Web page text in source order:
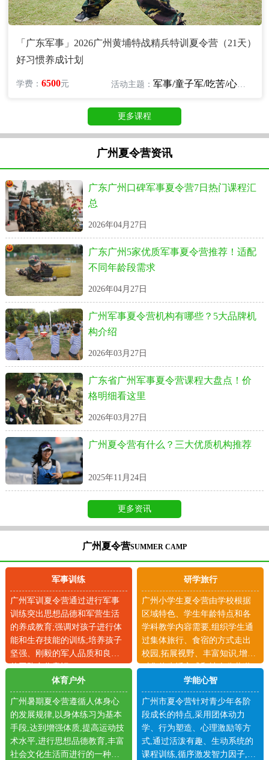
「广东军事」2026广州黄埔特战精兵特训夏令营（21天）
好习惯养成计划
学费：6500元 活动主题：军事/童子军/吃苦/心智/励志
更多课程
广州夏令营资讯
广东广州口碑军事夏令营7日热门课程汇
总
2026年04月27日
广东广州5家优质军事夏令营推荐！适配
不同年龄段需求
2026年04月27日
广州军事夏令营机构有哪些？5大品牌机
构介绍
2026年03月27日
广东省广州军事夏令营课程大盘点！价
格明细看这里
2026年03月27日
广州夏令营有什么？三大优质机构推荐
2025年11月24日
更多资讯
广州夏令营SUMMER CAMP
军事训练
广州军训夏令营通过进行军事
训练突出思想品德和军营生活
的养成教育;强调对孩子进行体
能和生存技能的训练;培养孩子
坚强、刚毅的军人品质和良好
的团队合作意识。
研学旅行
广州小学生夏令营由学校根据
区域特色、学生年龄特点和各
学科教学内容需要,组织学生通
过集体旅行、食宿的方式走出
校园,拓展视野、丰富知识,增加
对集体生活方式和社会公共道
德的体验。
体育户外
广州暑期夏令营遵循人体身心
的发展规律,以身体练习为基本
手段,达到增强体质,提高运动技
术水平,进行思想品德教育,丰富
社会文化生活而进行的一种有
学能心智
广州市夏令营针对青少年各阶
段成长的特点,采用团体动力
学、行为塑造、心理激励等方
式,通过活泼有趣、生动系统的
课程训练,循序激发智力因子,渐